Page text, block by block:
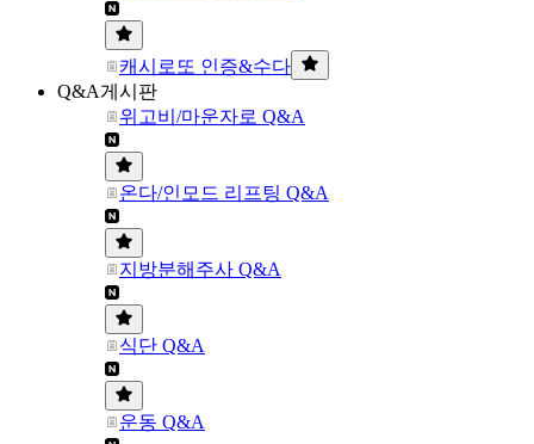
캐시로또 인증&수다
Q&A게시판
위고비/마운자로 Q&A
온다/인모드 리프팅 Q&A
지방분해주사 Q&A
식단 Q&A
운동 Q&A